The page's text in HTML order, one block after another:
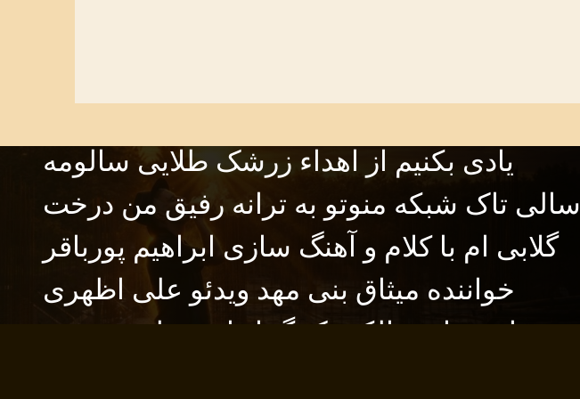
یادی بکنیم از اهداء زرشک طلایی سالومه
سالی تاک شبکه منوتو به ترانه رفیق من درخت
گلابی ام با کلام و آهنگ سازی ابراهیم پورباقر
خواننده میثاق بنی مهد ویدئو علی اظهری
ارنجمان و الکتریک گیتار امید ملت دوست